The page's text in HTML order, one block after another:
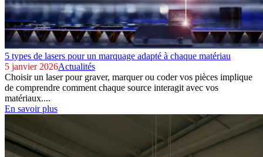
5 types de lasers pour un marquage adapté à chaque matériau
5 janvier 2026Actualités
Choisir un laser pour graver, marquer ou coder vos pièces implique
de comprendre comment chaque source interagit avec vos
matériaux....
En savoir plus